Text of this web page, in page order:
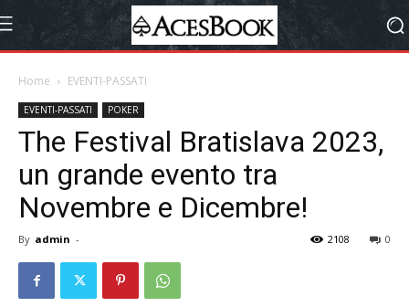
Home EVENTI-PASSATI
EVENTI-PASSATI POKER
The Festival Bratislava 2023,
un grande evento tra
Novembre e Dicembre!
By admin - 0
2108